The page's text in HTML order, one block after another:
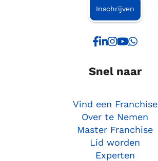
Inschrijven
Snel naar
Vind een Franchise
Over te Nemen
Master Franchise
Lid worden
Experten